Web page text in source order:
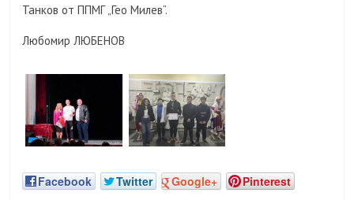
Танков от ППМГ „Гео Милев“.
Любомир ЛЮБЕНОВ
Facebook Twitter Google+ Pinterest